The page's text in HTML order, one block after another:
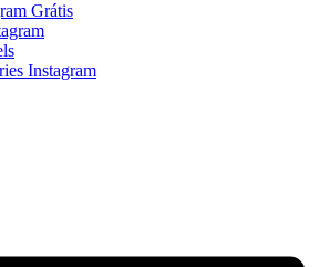
Grátis
Instagram